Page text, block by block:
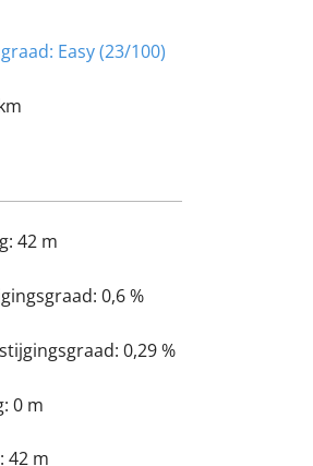
Easy (23/100)
42 m
0,6 %
0,29 %
0 m
42 m